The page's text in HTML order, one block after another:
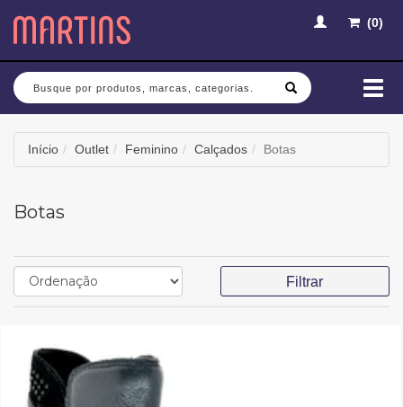
(0)
Busca
Início Outlet Feminino Calçados Botas
Botas
Filtrar